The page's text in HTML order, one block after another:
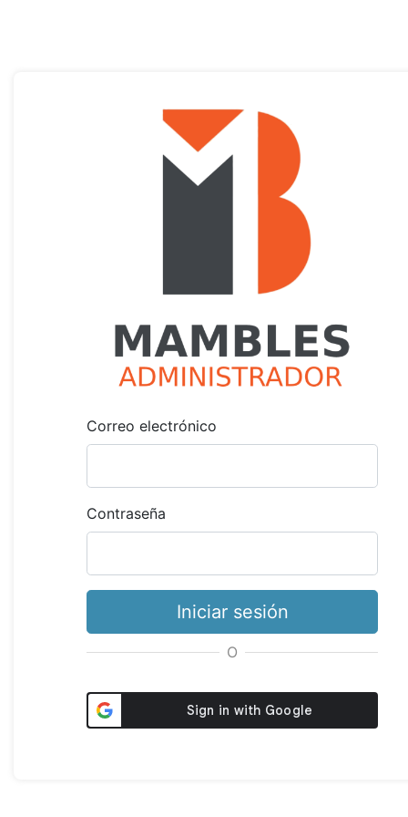
Correo electrónico
Contraseña
Iniciar sesión
O